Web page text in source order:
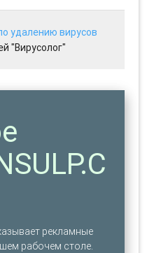
удалению вирусов
"Вирусолог"
рекламные
рабочем столе.